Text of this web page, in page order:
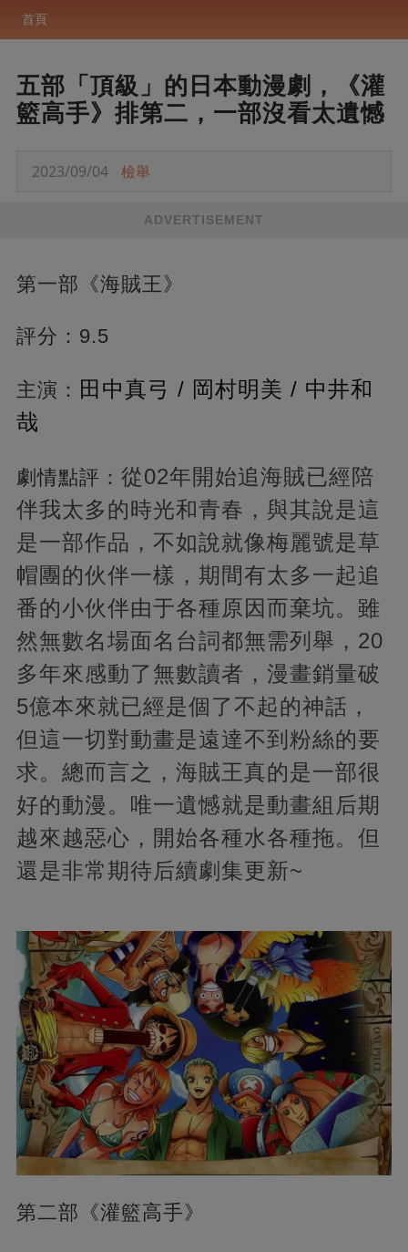
首頁
五部「頂級」的日本動漫劇，《灌
籃高手》排第二，一部沒看太遺憾
2023/09/04 檢舉
ADVERTISEMENT
第一部《海賊王》
評分：9.5
主演： 田中真弓 / 岡村明美 / 中井和
哉
劇情點評： 從02年開始追海賊已經陪
伴我太多的時光和青春，與其說是這
是一部作品，不如說就像梅麗號是草
帽團的伙伴一樣，期間有太多一起追
番的小伙伴由于各種原因而棄坑。雖
然無數名場面名台詞都無需列舉，20
多年來感動了無數讀者，漫畫銷量破
5億本來就已經是個了不起的神話，
但這一切對動畫是遠達不到粉絲的要
求。總而言之，海賊王真的是一部很
好的動漫。唯一遺憾就是動畫組后期
越來越惡心，開始各種水各種拖。但
還是非常期待后續劇集更新~
第二部《灌籃高手》